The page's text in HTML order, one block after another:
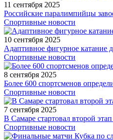
11 сентября 2025
Российские паралимпийцы
Спортивные новости
10 сентября 2025
Адаптивное фигурное
Спортивные новости
8 сентября 2025
Более 600 спортсменов
Спортивные новости
7 сентября 2025
В Самаре стартовал второй
Спортивные новости